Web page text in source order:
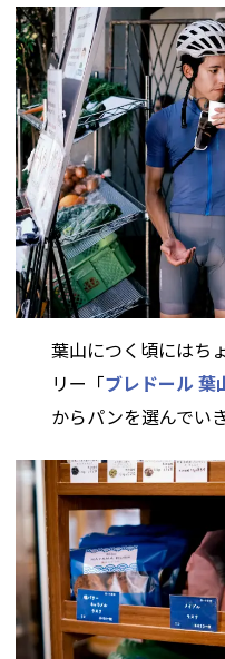
葉山につく頃にはち
リー「ブレドール 葉
からパンを選んでいき